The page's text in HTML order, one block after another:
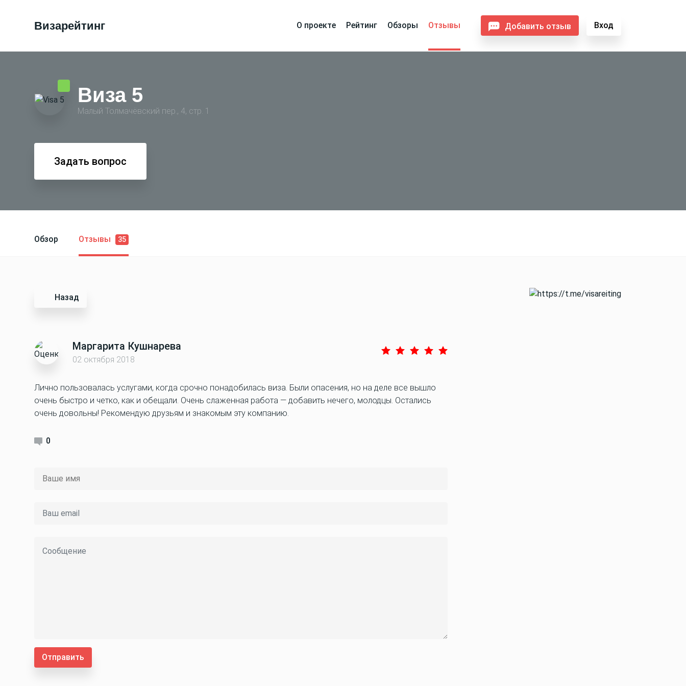
Визарейтинг О проекте Рейтинг Обзоры Отзывы Добавить отзыв Вход
Виза 5
Малый Толмачёвский пер., 4, стр. 1
Задать вопрос
Обзор Отзывы 35
Назад
Маргарита Кушнарева
02 октября 2018
Лично пользовалась услугами, когда срочно понадобилась виза. Были опасения, но на деле все вышло
очень быстро и четко, как и обещали. Очень слаженная работа — добавить нечего, молодцы. Остались
очень довольны! Рекомендую друзьям и знакомым эту компанию.
0
Отправить